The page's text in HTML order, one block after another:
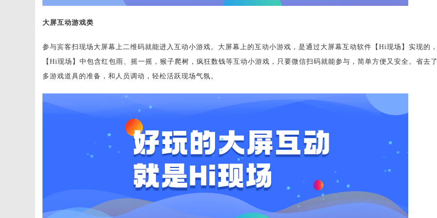
大屏互动游戏类
参与宾客扫现场大屏幕上二维码就能进入互动小游戏。大屏幕上的互动小游戏，是通过大屏幕互动软件【Hi现场】实现的
【Hi现场】中包含红包雨、摇一摇，猴子爬树，疯狂数钱等互动小游戏，只要微信扫码就能参与，简单方便又安全。省去
多游戏道具的准备，和人员调动，轻松活跃现场气氛。